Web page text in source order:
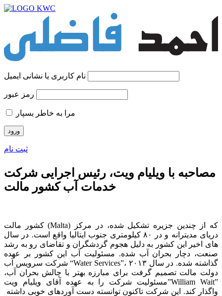
نام کاربری یا نشانی ایمیل
رمز عبور
مرا به خاطر بسپار
ثبت نام
مصاحبه با ویلیام ویت، رئیس اجرایی شرکت
خدمات آب کشور مالت
کشور مالت (Malta) که از چندین جزیره تشکیل شده، در مرکز
دریای مدیترانه و در ۸۰ کیلومتری جنوب ایتالیا واقع است. در سال
های اخیر این کشور به دلیل هجوم گردشگران و تقاضای رو به رشد
صنعت، دچار بحران آب شده. مسئولیت آب این کشور بر عهده
شرکت سرویس آب “Water Services”، گذاشته شده. در سال ۲۰۱۳
دولت مالت تصمیم گرفت برای مبارزه بهتر با چالش بحران آب،
مسئولیت شرکت را به عهده آقای ویلیام ویت”William Wait”